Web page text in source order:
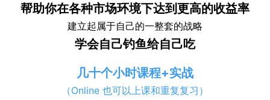
帮助你在各种市场环境下达到更高的收益率
建立起属于自己的一整套的战略
学会自己钓鱼给自己吃
几十个小时课程+实战
（Online 也可以上课和重复复习）